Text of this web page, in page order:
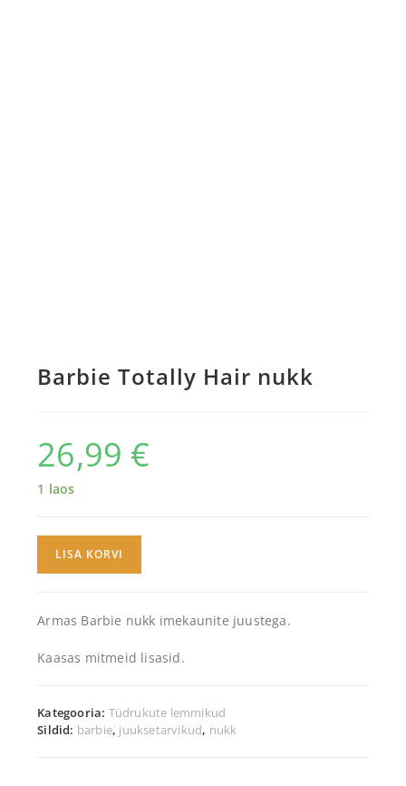
Barbie Totally Hair nukk
26,99 €
1 laos
LISA KORVI
Armas Barbie nukk imekaunite juustega.
Kaasas mitmeid lisasid.
Kategooria: Tüdrukute lemmikud
Sildid: barbie, juuksetarvikud, nukk